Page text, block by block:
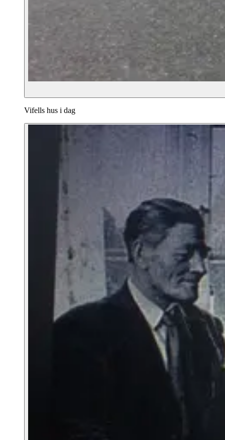
Vifells hus i dag